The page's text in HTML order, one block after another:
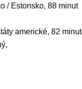
/ Estonsko, 88 minut
americké, 82 minut